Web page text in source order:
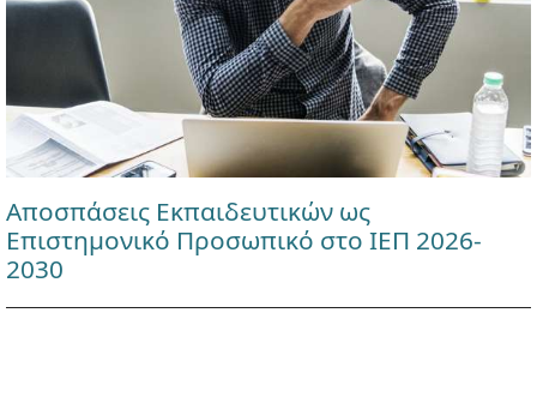
Αποσπάσεις Εκπαιδευτικών ως
Επιστημονικό Προσωπικό στο ΙΕΠ 2026-
2030